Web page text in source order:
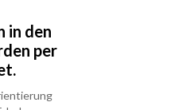
in den
per